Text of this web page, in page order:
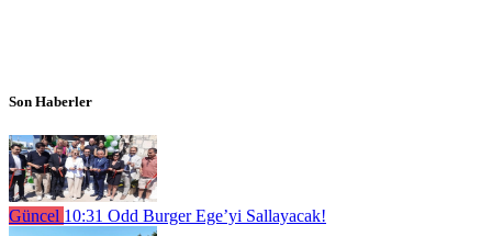
Son Haberler
Güncel 10:31 Odd Burger Ege’yi Sallayacak!